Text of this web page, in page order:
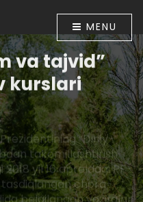
MENU
va tajvid”
kurslari
“Diniy-
takomillashtirish
yil 16 apreldagi PF-
chora-
belgilangan vazifalar